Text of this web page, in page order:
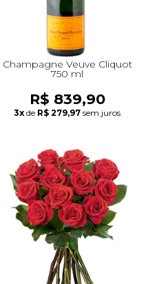
Champagne Veuve Cliquot
750 ml
R$ 839,90
3x de R$ 279,97 sem juros